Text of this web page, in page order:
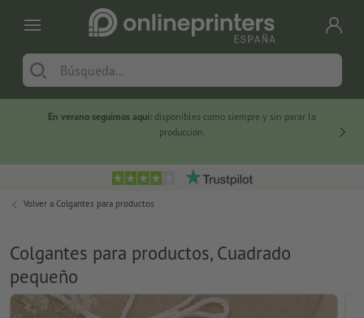
En verano seguimos aquí: disponibles como siempre y sin parar la
producción.
Volver a Colgantes para productos
Colgantes para productos, Cuadrado
pequeño